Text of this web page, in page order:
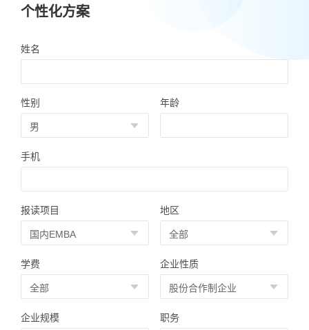
个性化方案
姓名
性别 年龄
手机
报读项目 地区
学费 企业性质
企业规模 职务